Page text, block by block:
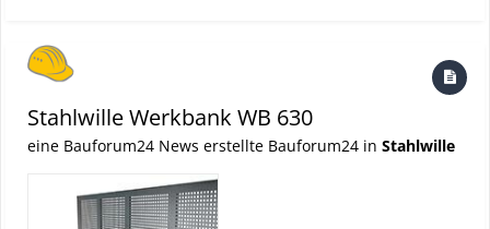
Stahlwille Werkbank WB 630
eine Bauforum24 News erstellte Bauforum24 in Stahlwille